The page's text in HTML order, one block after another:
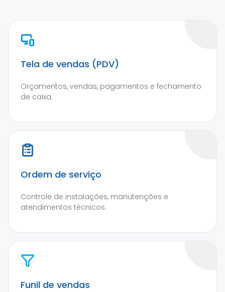
Tela de vendas (PDV)
Orçamentos, vendas, pagamentos e fechamento
de caixa.
Ordem de serviço
Controle de instalações, manutenções e
atendimentos técnicos.
Funil de vendas